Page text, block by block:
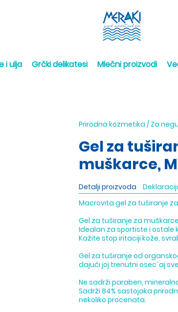
i ulja Grčki delikatesi Mlečni proizvodi
Prirodna kozmetika / Za
Gel za
muškarce,
Detalji proizvoda
Macrovita gel za tuširanje
Gel za tuširanje za
Idealan za sportiste i ostale
Kažite stop iritaciji kože,
Gel za tuširanje od
dajući joj trenutni osec´aj
Ne sadrži paraben,
Sadrži 84% sastojaka
nekoliko procenata.